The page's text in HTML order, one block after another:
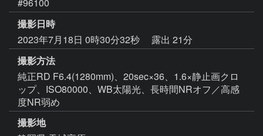
撮影日時
2023年7月18日 0時30分32秒
露出 21分
撮影方法
純正RD F6.4(1280mm)、20sec×36、1.6×静止画クロ
ップ、ISO80000、WB太陽光、長時間NRオフ／高感
度NR弱め
撮影地